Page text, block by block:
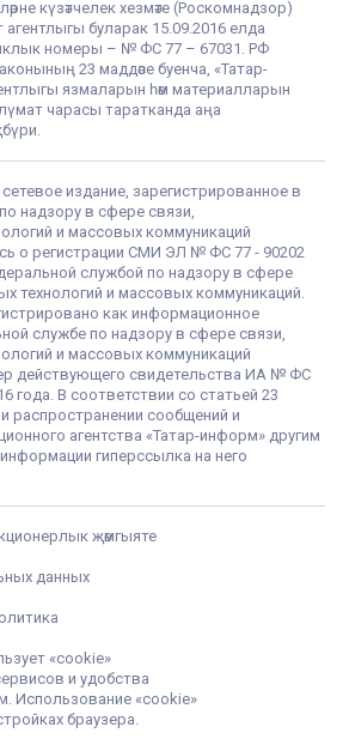
күзәтчелек хезмәте (Роскомнадзор)
буларак 15.09.2016 елда
номеры – № ФС 77 – 67031. РФ
23 маддәсе буенча, «Татар-
язмаларын һәм материалларын
чарасы таратканда аңа
издание, зарегистрированное в
надзору в сфере связи,
и массовых коммуникаций
о регистрации СМИ ЭЛ № ФС 77 - 90202
службой по надзору в сфере
технологий и массовых коммуникаций.
как информационное
службе по надзору в сфере связи,
и массовых коммуникаций
действующего свидетельства ИА № ФС
года. В соответствии со статьей 23
распространении сообщений и
агентства «Татар-информ» другим
гиперссылка на него
җәмгыяте
данных
«cookie»
и удобства
Использование «cookie»
браузера.